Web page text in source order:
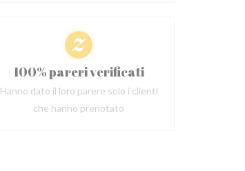
100% pareri verificati
Hanno dato il loro parere solo i clienti
che hanno prenotato